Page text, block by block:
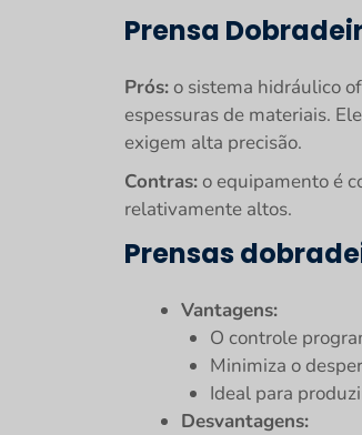
Prensa
Prós:o sistema hidráulico
espessuras de materiais.
exigem alta precisão.
Contras:o equipamento é
relativamente altos.
Prensas
Vantagens:
O controle
Minimiza o
Ideal para
Desvantagens: